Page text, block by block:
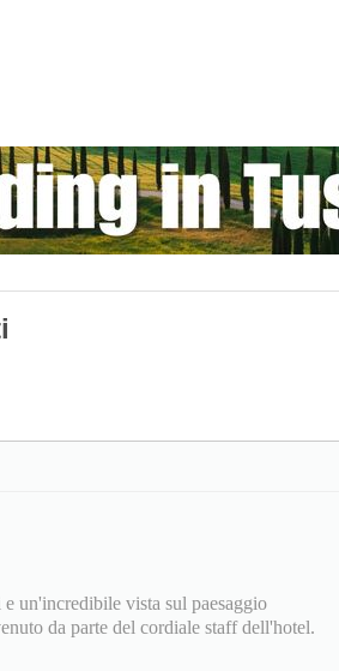
un'incredibile vista sul paesaggio
da parte del cordiale staff dell'hotel.